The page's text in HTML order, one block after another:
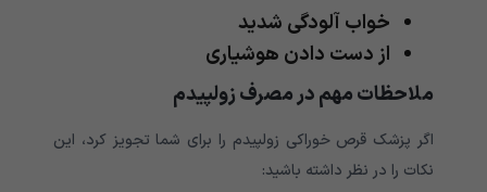
خواب آلودگی شدید
از دست دادن هوشیاری
ملاحظات مهم در مصرف زولپیدم
اگر پزشک قرص خوراکی زولپیدم را برای شما تجویز کرد، این
نکات را در نظر داشته باشید: